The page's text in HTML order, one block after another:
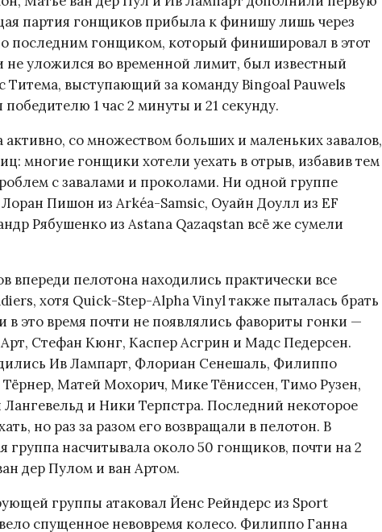
партия гонщиков прибыла к финишу лишь через
последним гонщиком, который финишировал в этот
не уложился во временной лимит, был известный
Титема, выступающий за команду Bingoal Pauwels
1 час 2 минуты и 21 секунду.
активно, со множеством больших и маленьких завалов,
многие гонщики хотели уехать в отрыв, избавив тем
с завалами и проколами. Ни одной группе
Лоран Пишон из Arkéa-Samsic, Оуайн Доулл из EF
Рябушенко из Astana Qazaqstan всё же сумели
впереди пелотона находились практически все
хотя Quick-Step-Alpha Vinyl также пыталась брать
в это время почти не появлялись фавориты гонки —
Стефан Кюнг, Каспер Асгрин и Мадс Педерсен.
Ив Лампарт, Флориан Сенешаль, Филиппо
Матей Мохорич, Мике Тёниссен, Тимо Рузен,
Лангевельд и Ники Терпстра. Последний некоторое
но раз за разом его возвращали в пелотон. В
насчитывала около 50 гонщиков, почти на 2
дер Пулом и ван Артом.
группы атаковал Йенс Рейндерс из Sport
спущенное невовремя колесо. Филиппо Ганна